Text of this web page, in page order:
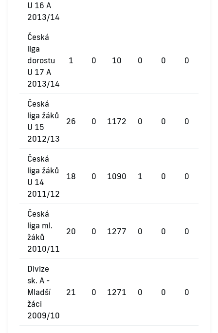
U 16 A
2013/14
Česká
liga
dorostu
U 17 A
2013/14
1 0 10 0 0 0
Česká
liga žáků
U 15
2012/13
26 0 1172 0 0 0
Česká
liga žáků
U 14
2011/12
18 0 1090 1 0 0
Česká
liga ml.
žáků
2010/11
20 0 1277 0 0 0
Divize
sk. A -
Mladší
žáci
2009/10
21 0 1271 0 0 0